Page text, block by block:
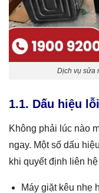
Dịch vụ sửa
1.1. Dấu hiệu
Không phải lúc nào
ngay. Một số dấu
khi quyết định liên
Máy giặt kêu nhẹ